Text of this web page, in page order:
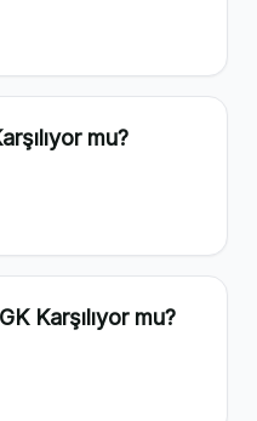
mu?
Karşılıyor mu?